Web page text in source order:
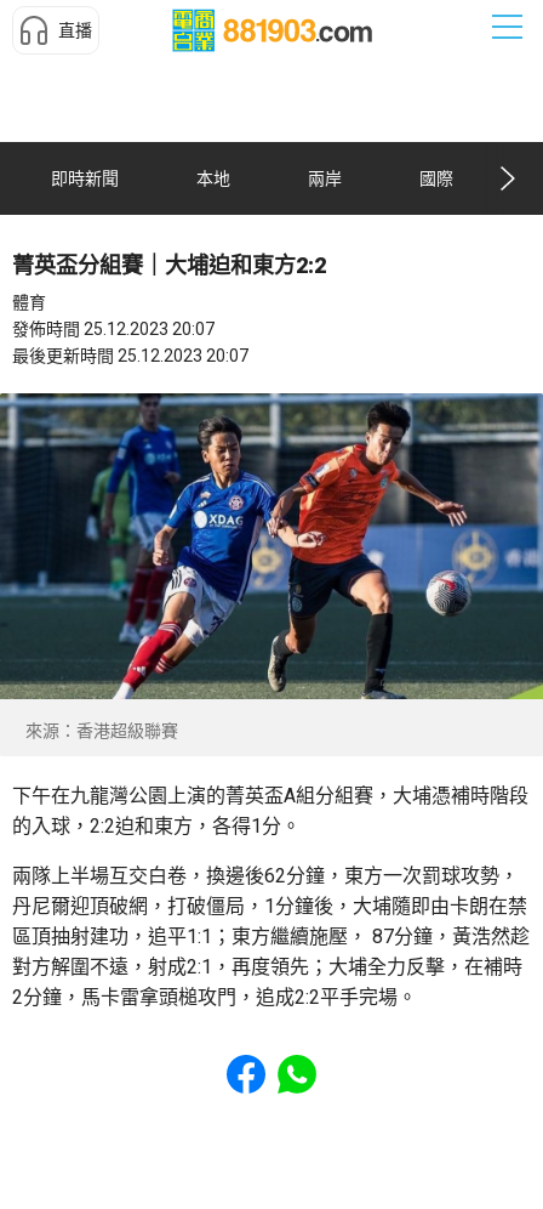
直播
即時新聞 本地 兩岸 國際
菁英盃分組賽｜大埔迫和東方2:2
體育
發佈時間 25.12.2023 20:07
最後更新時間 25.12.2023 20:07
來源：香港超級聯賽
下午在九龍灣公園上演的菁英盃A組分組賽，大埔憑補時階段
的入球，2:2迫和東方，各得1分。
兩隊上半場互交白卷，換邊後62分鐘，東方一次罰球攻勢，
丹尼爾迎頂破網，打破僵局，1分鐘後，大埔隨即由卡朗在禁
區頂抽射建功，追平1:1；東方繼續施壓， 87分鐘，黃浩然趁
對方解圍不遠，射成2:1，再度領先；大埔全力反擊，在補時
2分鐘，馬卡雷拿頭槌攻門，追成2:2平手完場。
Share to Facebook
Share to WhatsApp